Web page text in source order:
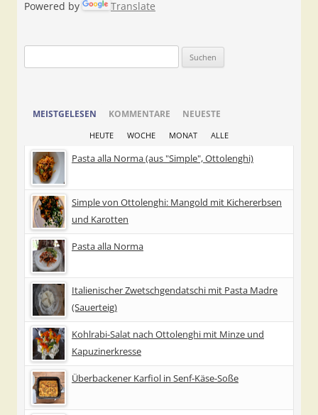
Powered by Translate
nach:
MEISTGELESEN KOMMENTARE NEUESTE
HEUTE WOCHE MONAT ALLE
Pasta alla Norma (aus "Simple", Ottolenghi)
Simple von Ottolenghi: Mangold mit Kichererbsen
und Karotten
Pasta alla Norma
Italienischer Zwetschgendatschi mit Pasta Madre
(Sauerteig)
Kohlrabi-Salat nach Ottolenghi mit Minze und
Kapuzinerkresse
Überbackener Karfiol in Senf-Käse-Soße